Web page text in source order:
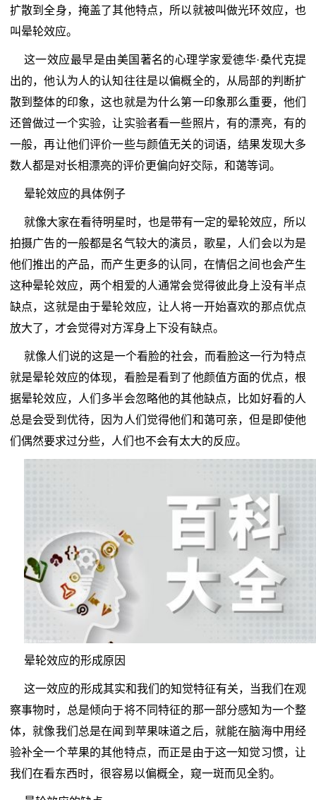
扩散到全身，掩盖了其他特点，所以就被叫做光环效应，也
叫晕轮效应。
这一效应最早是由美国著名的心理学家爱德华·桑代克提
出的，他认为人的认知往往是以偏概全的，从局部的判断扩
散到整体的印象，这也就是为什么第一印象那么重要，他们
还曾做过一个实验，让实验者看一些照片，有的漂亮，有的
一般，再让他们评价一些与颜值无关的词语，结果发现大多
数人都是对长相漂亮的评价更偏向好交际，和蔼等词。
晕轮效应的具体例子
就像大家在看待明星时，也是带有一定的晕轮效应，所以
拍摄广告的一般都是名气较大的演员，歌星，人们会以为是
他们推出的产品，而产生更多的认同，在情侣之间也会产生
这种晕轮效应，两个相爱的人通常会觉得彼此身上没有半点
缺点，这就是由于晕轮效应，让人将一开始喜欢的那点优点
放大了，才会觉得对方浑身上下没有缺点。
就像人们说的这是一个看脸的社会，而看脸这一行为特点
就是晕轮效应的体现，看脸是看到了他颜值方面的优点，根
据晕轮效应，人们多半会忽略他的其他缺点，比如好看的人
总是会受到优待，因为人们觉得他们和蔼可亲，但是即使他
们偶然要求过分些，人们也不会有太大的反应。
晕轮效应的形成原因
这一效应的形成其实和我们的知觉特征有关，当我们在观
察事物时，总是倾向于将不同特征的那一部分感知为一个整
体，就像我们总是在闻到苹果味道之后，就能在脑海中用经
验补全一个苹果的其他特点，而正是由于这一知觉习惯，让
我们在看东西时，很容易以偏概全，窥一斑而见全豹。